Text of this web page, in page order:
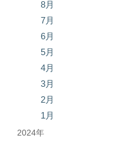
8月
7月
6月
5月
4月
3月
2月
1月
2024年